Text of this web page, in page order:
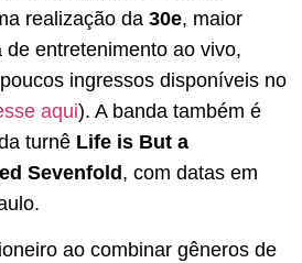
realização da 30e, maior
entretenimento ao vivo,
ingressos disponíveis no
aqui). A banda também é
turnê Life is But a
Sevenfold, com datas em
ao combinar gêneros de